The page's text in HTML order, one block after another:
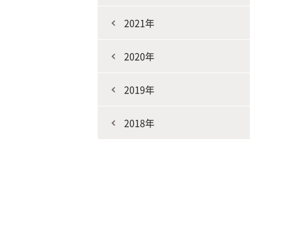
2021年
2020年
2019年
2018年